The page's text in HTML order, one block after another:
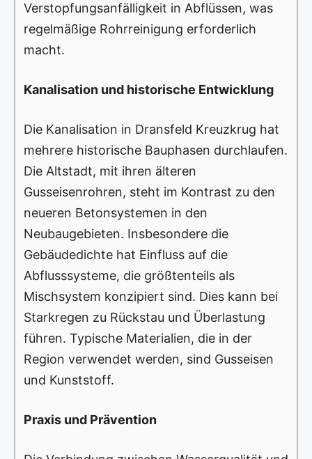
Verstopfungsanfälligkeit in Abflüssen, was
regelmäßige Rohrreinigung erforderlich
macht.
Kanalisation und historische Entwicklung
Die Kanalisation in Dransfeld Kreuzkrug hat
mehrere historische Bauphasen durchlaufen.
Die Altstadt, mit ihren älteren
Gusseisenrohren, steht im Kontrast zu den
neueren Betonsystemen in den
Neubaugebieten. Insbesondere die
Gebäudedichte hat Einfluss auf die
Abflusssysteme, die größtenteils als
Mischsystem konzipiert sind. Dies kann bei
Starkregen zu Rückstau und Überlastung
führen. Typische Materialien, die in der
Region verwendet werden, sind Gusseisen
und Kunststoff.
Praxis und Prävention